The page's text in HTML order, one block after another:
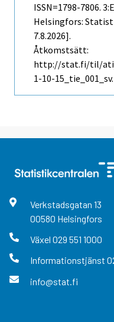
ISSN=1798-7806.
Helsingfors:
7.8.2026].
Åtkomstsätt:
http://stat.fi/til/ati/
1-10-
Verkstadsgatan 13
00580 Helsingfors
Växel 029 551 1000
Informationstjänst
info@stat.fi